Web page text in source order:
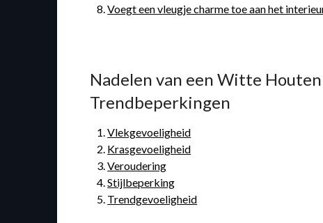
Voegt een vleugje charme toe aan het
Nadelen van een Witte
Trendbeperkingen
Vlekgevoeligheid
Krasgevoeligheid
Veroudering
Stijlbeperking
Trendgevoeligheid